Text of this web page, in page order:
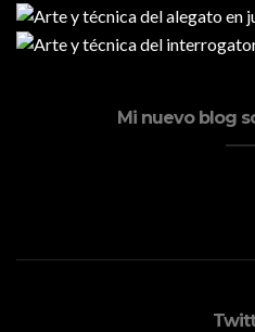
Mi nuevo blog